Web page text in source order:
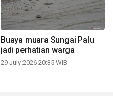
Buaya muara Sungai Palu
jadi perhatian warga
29 July 2026 20:35 WIB